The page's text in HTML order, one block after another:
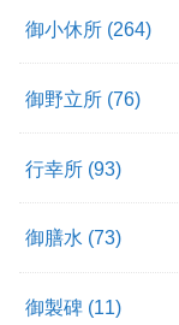
御小休所 (264)
御野立所 (76)
行幸所 (93)
御膳水 (73)
御製碑 (11)